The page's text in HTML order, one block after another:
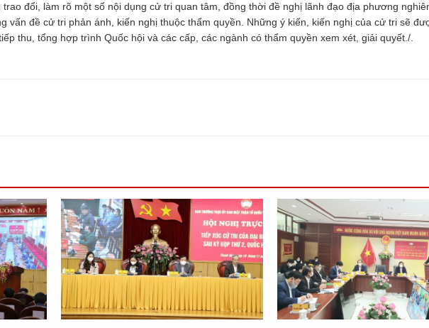
đổi, làm rõ một số nội dụng cử tri quan tâm, đồng thời đề nghị lãnh đạo địa phương
vấn đề cử tri phản ánh, kiến nghị thuộc thẩm quyền. Những ý kiến, kiến nghị của cử tri sẽ
thu, tổng hợp trình Quốc hội và các cấp, các ngành có thẩm quyền xem xét, giải quyết./.